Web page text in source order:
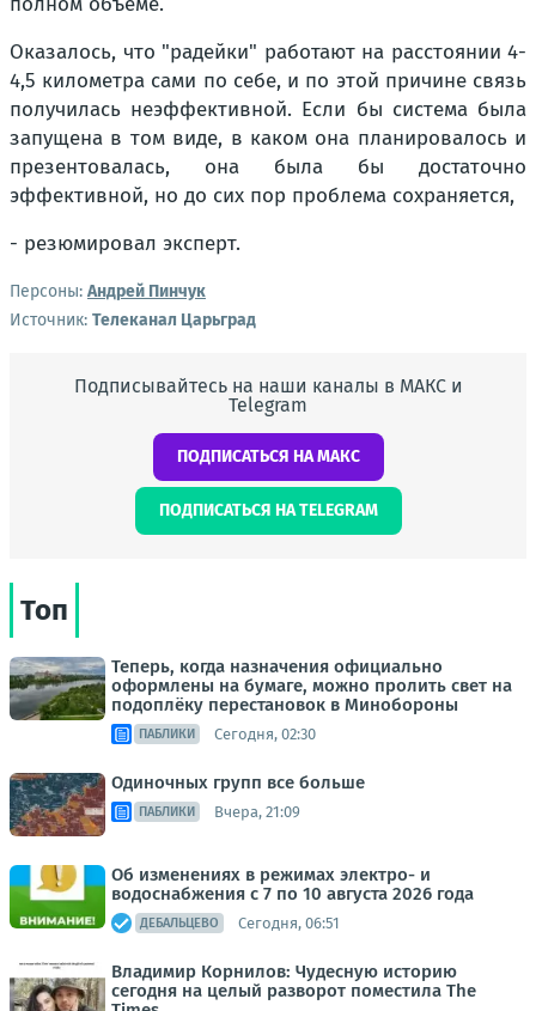
Оказалось, что "радейки" работают на расстоянии 4-
4,5 километра сами по себе, и по этой причине связь
получилась неэффективной. Если бы система была
запущена в том виде, в каком она планировалось и
презентовалась, она была бы достаточно
эффективной, но до сих пор проблема сохраняется,
- резюмировал эксперт.
Персоны: Андрей Пинчук
Источник: Телеканал Царьград
Подписывайтесь на наши каналы в МАКС и
Telegram
ПОДПИСАТЬСЯ НА МАКС
ПОДПИСАТЬСЯ НА TELEGRAM
Топ
Теперь, когда назначения официально
оформлены на бумаге, можно пролить свет на
подоплёку перестановок в Минобороны
ПАБЛИКИ Сегодня, 02:30
Одиночных групп все больше
ПАБЛИКИ Вчера, 21:09
Об изменениях в режимах электро- и
водоснабжения с 7 по 10 августа 2026 года
ДЕБАЛЬЦЕВО Сегодня, 06:51
Владимир Корнилов: Чудесную историю
сегодня на целый разворот поместила The